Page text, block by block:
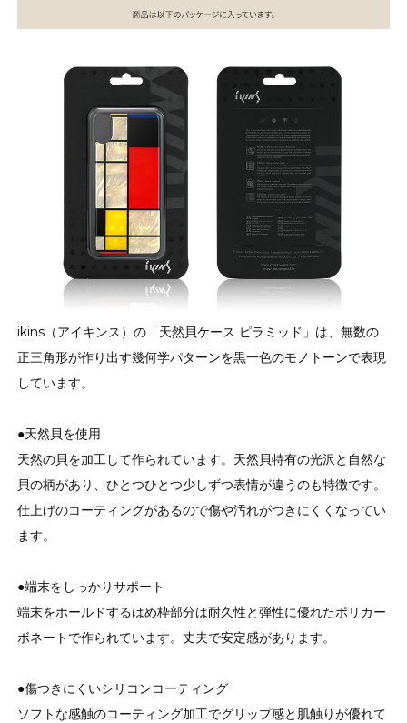
ikins（アイキンス）の「天然貝ケース ピラミッド」は、無数の
正三角形が作り出す幾何学パターンを黒一色のモノトーンで表現
しています。
●天然貝を使用
天然の貝を加工して作られています。天然貝特有の光沢と自然な
貝の柄があり、ひとつひとつ少しずつ表情が違うのも特徴です。
仕上げのコーティングがあるので傷や汚れがつきにくくなってい
ます。
●端末をしっかりサポート
端末をホールドするはめ枠部分は耐久性と弾性に優れたポリカー
ボネートで作られています。丈夫で安定感があります。
●傷つきにくいシリコンコーティング
ソフトな感触のコーティング加工でグリップ感と肌触りが優れて